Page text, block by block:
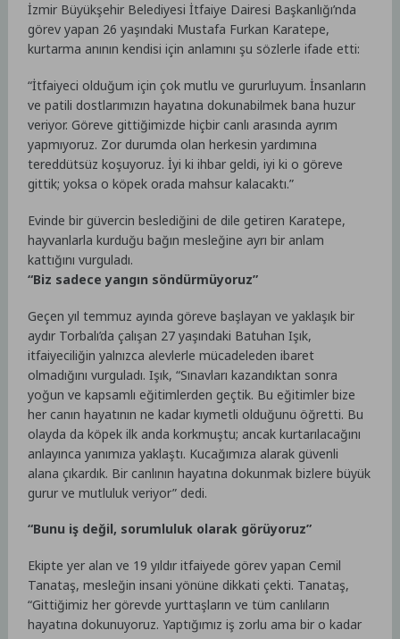
İzmir Büyükşehir Belediyesi İtfaiye Dairesi Başkanlığı’nda
görev yapan 26 yaşındaki Mustafa Furkan Karatepe,
kurtarma anının kendisi için anlamını şu sözlerle ifade etti:
“İtfaiyeci olduğum için çok mutlu ve gururluyum. İnsanların
ve patili dostlarımızın hayatına dokunabilmek bana huzur
veriyor. Göreve gittiğimizde hiçbir canlı arasında ayrım
yapmıyoruz. Zor durumda olan herkesin yardımına
tereddütsüz koşuyoruz. İyi ki ihbar geldi, iyi ki o göreve
gittik; yoksa o köpek orada mahsur kalacaktı.”
Evinde bir güvercin beslediğini de dile getiren Karatepe,
hayvanlarla kurduğu bağın mesleğine ayrı bir anlam
kattığını vurguladı.
“Biz sadece yangın söndürmüyoruz”
Geçen yıl temmuz ayında göreve başlayan ve yaklaşık bir
aydır Torbalı’da çalışan 27 yaşındaki Batuhan Işık,
itfaiyeciliğin yalnızca alevlerle mücadeleden ibaret
olmadığını vurguladı. Işık, “Sınavları kazandıktan sonra
yoğun ve kapsamlı eğitimlerden geçtik. Bu eğitimler bize
her canın hayatının ne kadar kıymetli olduğunu öğretti. Bu
olayda da köpek ilk anda korkmuştu; ancak kurtarılacağını
anlayınca yanımıza yaklaştı. Kucağımıza alarak güvenli
alana çıkardık. Bir canlının hayatına dokunmak bizlere büyük
gurur ve mutluluk veriyor” dedi.
“Bunu iş değil, sorumluluk olarak görüyoruz”
Ekipte yer alan ve 19 yıldır itfaiyede görev yapan Cemil
Tanataş, mesleğin insani yönüne dikkati çekti. Tanataş,
“Gittiğimiz her görevde yurttaşların ve tüm canlıların
hayatına dokunuyoruz. Yaptığımız iş zorlu ama bir o kadar